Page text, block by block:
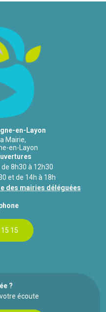
en-Layon
Mairie,
en-Layon
8h30 à 12h30
et de 14h à 18h
des mairies déléguées
15
?
écoute